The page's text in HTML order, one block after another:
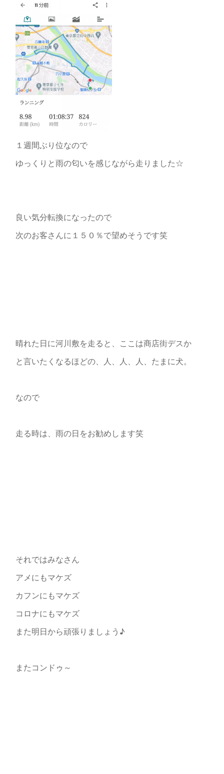
１週間ぶり位なので
ゆっくりと雨の匂いを感じながら走りました☆
良い気分転換になったので
次のお客さんに１５０％で望めそうです笑
晴れた日に河川敷を走ると、ここは商店街デスか
と言いたくなるほどの、人、人、人、たまに犬。
なので
走る時は、雨の日をお勧めします笑
それではみなさん
アメにもマケズ
カフンにもマケズ
コロナにもマケズ
また明日から頑張りましょう♪
またコンドゥ～